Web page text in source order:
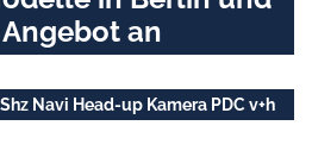
an
Navi Head-up Kamera PDC v+h